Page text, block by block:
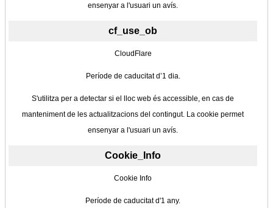
ensenyar a l'usuari un avís.
cf_use_ob
CloudFlare
Període de caducitat d’1 dia.
S'utilitza per a detectar si el lloc web és accessible, en cas de
manteniment de les actualitzacions del contingut. La cookie permet
ensenyar a l'usuari un avís.
Cookie_Info
Cookie Info
Període de caducitat d'1 any.